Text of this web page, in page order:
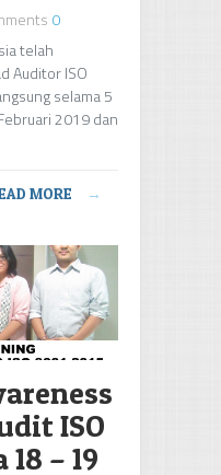
0
telah
Auditor ISO
selama 5
2019 dan
MORE →
ISO
– 19